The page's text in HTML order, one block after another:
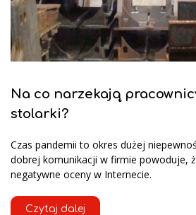
Na co narzekają
stolarki?
Czas pandemii to okres dużej
dobrej komunikacji w firmie powoduje,
negatywne oceny w Internecie.
Czytaj dalej